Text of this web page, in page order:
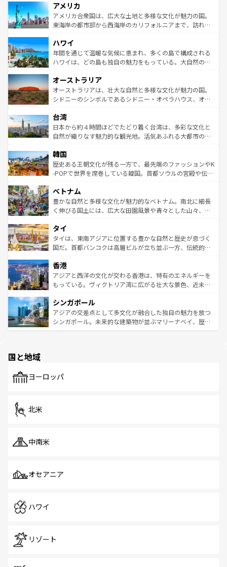
ンツ一覧を参照してほしい。
の建物がそのまま残る町や、スイスならではのユニークな
博物館もあり、アルプス観光だけでなく町歩きも満喫する
ことができる。国民の所得が高いため物価も高いが、旅行
ば市内交通費無料で観光を楽しむこともできる。 なお、新
着のスイス情報はコンテンツ一覧 を参照してほしい。
アメリカ
アメリカ合衆国は、広大な土地と多様な文化が魅力の国。
東海岸の都市部から西海岸のカリフォルニアまで、訪れる
のような巨大都市は、観光、ショッピング、エンターテイ
ンメントが詰まった刺激的なスポットだ。一方、アメリカ
西部には大自然が広がり、グランドキャニオンやイエロー
部のニューオーリンズでは、音楽と美食が融合した独特の
文化が魅力。旅行者はアメリカの各地域で異なる魅力を楽
しみながら、その多様性と豊かな歴史を感じることができ
ならではの贅沢な旅のスタイルだ。 なお、新着のアメリカ
情報はコンテンツ一覧を参照してほしい。
ハワイ
年間を通じて温暖な気候に恵まれ、多くの島で構成される
ハワイは、どの島も独自の魅力をもっている。大自然の神
ワイ島は見逃せない。また、定番の観光地といえばオアフ
島だが、静かな自然を求めるならマウイ島やカウアイ島が
おすすめ。エメラルドグリーンに輝く海をはじめ、豊かな
れるおもてなしの心で訪れる人々を迎えてくれるハワイの
人々、おいしいローカルフードやハワイアンミュージッ
ク、伝統的なフラダンスなど、すべてがハワイの魅力を彩
ワイを、存分に味わってほしい。 なお、新着のハワイ情報
はコンテンツ一覧を参照してほしい。
オーストラリア
オーストラリアは、壮大な自然と多様な文化が魅力の国。
シドニーのシンボルであるシドニー・オペラハウス、オー
リアリーフや大陸中央部にそびえるウルル（エアーズロッ
ク）、タスマニアの美しい原生林やケアンズの熱帯雨林な
ど、見どころがたくさん。また、カフェやワイン、オージ
いる。アクティビティも充実しており、サーフィンやダイ
ビング、ハイキングなど、アウトドア好きにはたまらな
い。オーストラリアの多彩な魅力を存分に味わいつくそ
参照してほしい。
台湾
日本から約４時間ほどでたどり着く台湾は、多彩な文化と
自然が織りなす魅力的な観光地。活気あふれる大都市の台
ン）、静ひつな山岳地帯である台湾東部など、都市の喧騒
と山間の静けさが共存しており、訪れる人に新しい発見と
驚きをもたらしてくれる。また、奥深い台湾の食文化も魅
容にもいいと評判のスイーツなど、バラエティ豊かな料理
が味わえる。 なお、新着の台湾情報は コンテンツ一覧を参
照してほしい。
韓国
歴史ある王朝文化が残る一方で、最先端のファッションやK
-POPで世界を席巻している韓国。首都ソウルの宮殿や伝統
き、地方に足を延ばせば四季折々の自然美を楽しむことが
できる。そして、キムチや焼肉、絶品のストリートフード
まで、さまざまな韓国料理が待っている。夜には、韓国な
リティに包まれながら、韓国の多彩な魅力を心ゆくまで味
わってみてほしい。 なお、新着の韓国情報はコンテンツ一
覧を参照してほしい。
ベトナム
豊かな自然と多様な文化が魅力的なベトナム。南北に細長
く伸びる国土には、広大な田園風景や青々とした山々、世
急速な発展と共に伝統が息づく。ハノイの古い町並みやホ
ーチミン市のフランス統治時代の建物も、独特の雰囲気を
醸し出している。また、バラエティの豊かさとおいしさで
とつ。フォーやバインミー、ベトナムコーヒーなどは、ぜ
ひ現地で味わいたい。どの地域を訪れてもあたたかい人々
が旅行者を迎えてくれるので、きっと忘れられない旅にな
参照してほしい。
タイ
タイは、東南アジアに位置する豊かな自然と歴史が息づく
国だ。首都バンコクは高層ビルが立ち並ぶ一方、伝統的な
の活気が交差している。北部ではチェンマイなどの山岳地
帯で自然と触れ合い、南部ではプーケットやクラビの美し
いビーチでリゾート気分を楽しむことができる。タイ料理
激する。気候は一年中温暖で、どの季節にも異なる楽しみ
が待っている。親しみやすいタイの人々、仏教を中心とし
た文化、そして多様な観光資源が、訪れる旅人を魅了し続
香港
アジアと西洋の文化が交わる香港は、特有のエネルギーを
もっている。ヴィクトリア湾に広がる壮大な景色、近未来
み、どこを訪れても感動するはず。観光スポットが密集し
ており、効率よく見どころを回れるのも魅力。息をのむよ
うな絶景から文化的な体験まで、香港を存分に楽しみ尽く
シンガポール
アジアの交差点として多文化が融合した独自の魅力を放つ
シンガポール。未来的な建築物が並ぶマリーナベイ、歴史
で、ホーカーズは地元の風情を楽しめる外せないスポット
国と地域
ヨーロッパ
北米
中南米
オセアニア
ハワイ
リゾート